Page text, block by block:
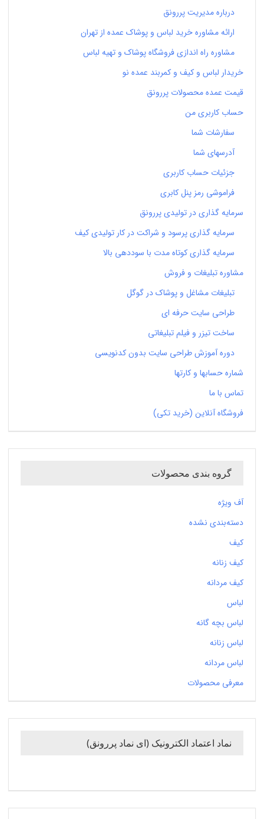
درباره مدیریت پررونق
ارائه مشاوره خرید لباس و پوشاک عمده از تهران
مشاوره راه اندازی فروشگاه پوشاک و تهیه لباس
خریدار لباس و کیف و کمربند عمده نو
قیمت عمده محصولات پررونق
حساب کاربری من
سفارشات شما
آدرسهای شما
جزئیات حساب کاربری
فراموشی رمز پنل کابری
سرمایه گذاری در تولیدی پررونق
سرمایه گذاری پرسود و شراکت در کار تولیدی کیف
سرمایه گذاری کوتاه مدت با سوددهی بالا
مشاوره تبلیغات و فروش
تبلیغات مشاغل و پوشاک در گوگل
طراحی سایت حرفه ای
ساخت تیزر و فیلم تبلیغاتی
دوره آموزش طراحی سایت بدون کدنویسی
شماره حسابها و کارتها
تماس با ما
فروشگاه آنلاین (خرید تکی)
گروه بندی محصولات
آف ویژه
دسته‌بندی نشده
کیف
کیف زنانه
کیف مردانه
لباس
لباس بچه گانه
لباس زنانه
لباس مردانه
معرفی محصولات
نماد اعتماد الکترونیک (ای نماد پررونق)